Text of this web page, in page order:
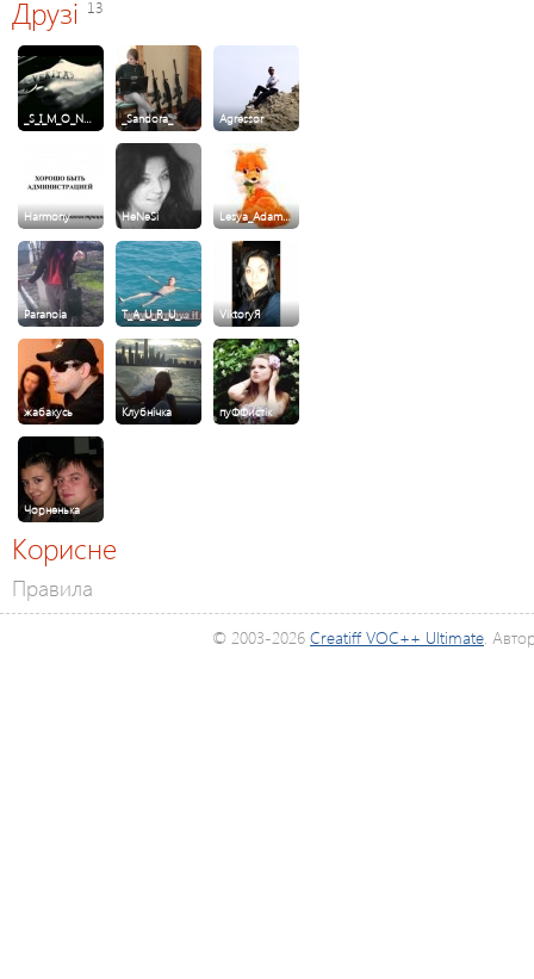
Друзі 13
_S_I_M_O_N… _Sandora_ Agressor
Harmony HeNeSi Lesya_Adam…
Paranoia T_A_U_R_U_… ViktoryЯ
жабакусь Клубнічка пуФФистік
Чорненька
Корисне
Правила
© 2003-2026 Creatiff VOC++ Ultimate.